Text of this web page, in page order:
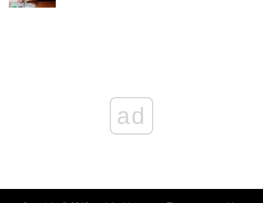
ad